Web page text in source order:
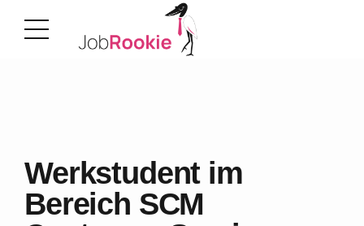
Werkstudent im
Bereich SCM